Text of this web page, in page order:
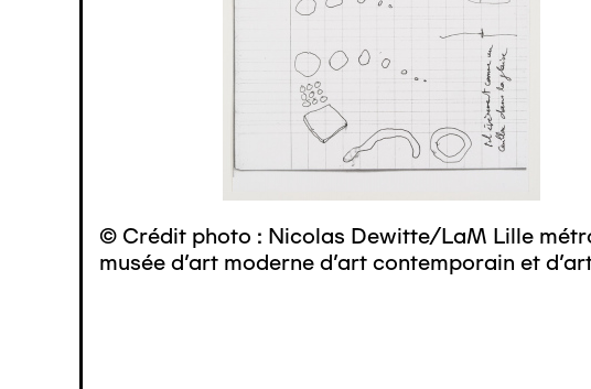
© Crédit photo : Nicolas Dewitte/LaM Lille
musée d’art moderne d’art contemporain et